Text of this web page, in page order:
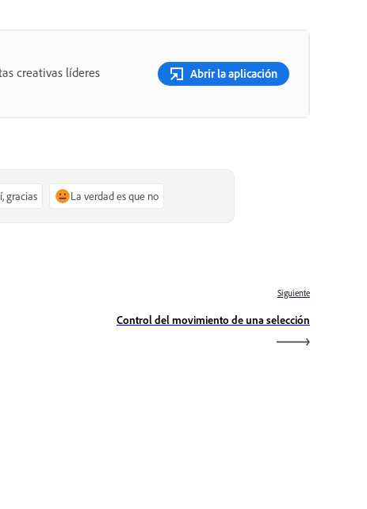
creativas líderes
Abrir la aplicación
gracias La verdad es que no
Siguiente
Control del movimiento de una selección